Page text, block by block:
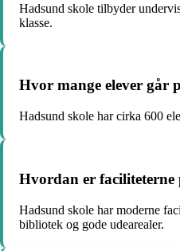
Hadsund skole tilbyder
klasse.
Hvor mange elever går
Hadsund skole har cirka 600
Hvordan er faciliteterne
Hadsund skole har moderne
bibliotek og gode udearealer.